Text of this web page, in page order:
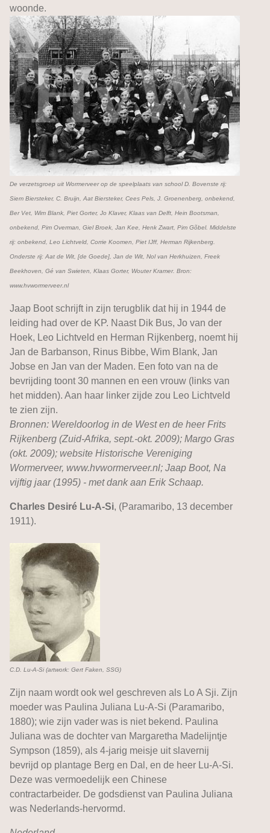
woonde.
De verzetsgroep uit Wormerveer op de speelplaats van school D. Bovenste rij:
Siem Biersteker, C. Bruijn, Aat Biersteker, Cees Pels, J. Groenenberg, onbekend,
Ber Vet, Wim Blank, Piet Gorter, Jo Klaver, Klaas van Delft, Hein Bootsman,
onbekend, Pim Overman, Giel Broek, Jan Kee, Henk Zwart, Pim Gõbel. Middelste
rij: onbekend, Leo Lichtveld, Corrie Koomen, Piet IJff, Herman Rijkenberg.
Onderste rij: Aat de Wit, [de Goede], Jan de Wit, Nol van Herkhuizen, Freek
Beekhoven, Gé van Swieten, Klaas Gorter, Wouter Kramer. Bron:
www.hvwormerveer.nl
Jaap Boot schrijft in zijn terugblik dat hij in 1944 de
leiding had over de KP. Naast Dik Bus, Jo van der
Hoek, Leo Lichtveld en Herman Rijkenberg, noemt hij
Jan de Barbanson, Rinus Bibbe, Wim Blank, Jan
Jobse en Jan van der Maden. Een foto van na de
bevrijding toont 30 mannen en een vrouw (links van
het midden). Aan haar linker zijde zou Leo Lichtveld
te zien zijn.
Bronnen: Wereldoorlog in de West en de heer Frits
Rijkenberg (Zuid-Afrika, sept.-okt. 2009); Margo Gras
(okt. 2009); website Historische Vereniging
Wormerveer, www.hvwormerveer.nl; Jaap Boot, Na
vijftig jaar (1995) - met dank aan Erik Schaap.
Charles Desiré Lu-A-Si, (Paramaribo, 13 december
1911).
C.D. Lu-A-Si (artwork: Gert Faken, SSG)
Zijn naam wordt ook wel geschreven als Lo A Sji. Zijn
moeder was Paulina Juliana Lu-A-Si (Paramaribo,
1880); wie zijn vader was is niet bekend. Paulina
Juliana was de dochter van Margaretha Madelijntje
Sympson (1859), als 4-jarig meisje uit slavernij
bevrijd op plantage Berg en Dal, en de heer Lu-A-Si.
Deze was vermoedelijk een Chinese
contractarbeider. De godsdienst van Paulina Juliana
was Nederlands-hervormd.